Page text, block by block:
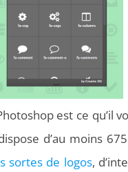
est ce qu’il
d’au moins
sortes de logos,